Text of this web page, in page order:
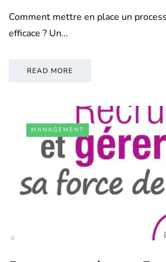
Comment mettre en place un
efficace ? Un…
READ MORE
MANAGEMENT